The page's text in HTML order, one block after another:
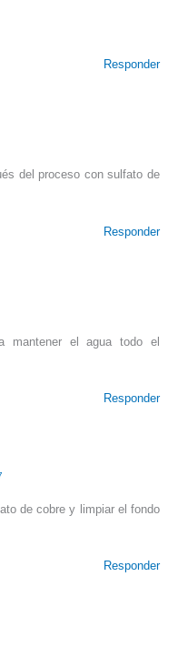
Responder
del proceso con sulfato de
Responder
mantener el agua todo el
Responder
de cobre y limpiar el fondo
Responder